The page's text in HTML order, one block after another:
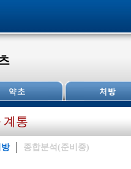
계통
종합분석(준비중)